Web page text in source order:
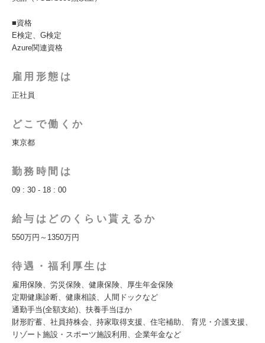
■資格
E検定、G検定
Azure関連資格
雇用形態は
正社員
どこで働くか
東京都
勤務時間は
09 : 30 - 18 : 00
給与はどのくらい貰えるか
550万円～1350万円
待遇・福利厚生は
雇用保険、労災保険、健康保険、厚生年金保険
定期健康診断、健康相談、人間ドックなど
通勤手当(全額支給)、扶養手当ほか
財形貯蓄、社員持株会、持家取得支援、住宅補助、 育児・介護支援、
リゾート施設・スポーツ施設利用、企業年金など